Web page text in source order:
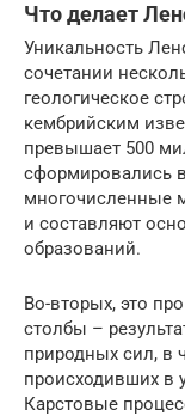
Что делает
Уникальность
сочетании
геологическое
кембрийским
превышает 500
сформировались
многочисленные
и составляют
образований.
Во-вторых, это
столбы –
природных сил, в
происходивших в
Карстовые